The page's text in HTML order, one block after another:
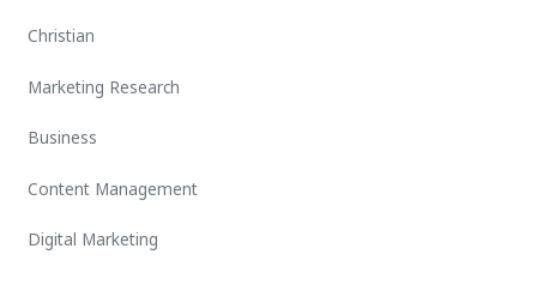
Christian
Marketing Research
Business
Content Management
Digital Marketing